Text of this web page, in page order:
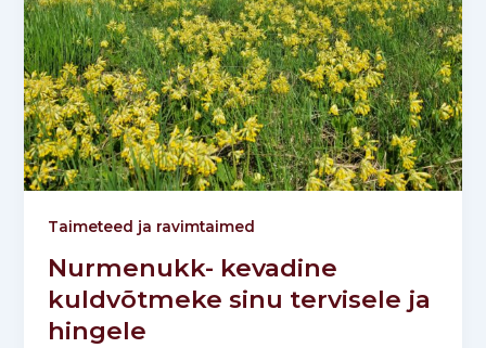
Taimeteed ja ravimtaimed
Nurmenukk- kevadine
kuldvõtmeke sinu tervisele ja
hingele